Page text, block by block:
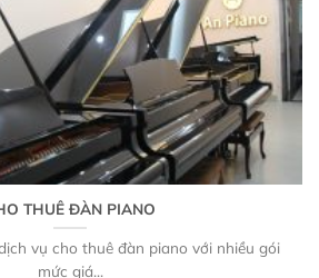
THUÊ ĐÀN PIANO
vụ cho thuê đàn piano với nhiều gói
mức giá...